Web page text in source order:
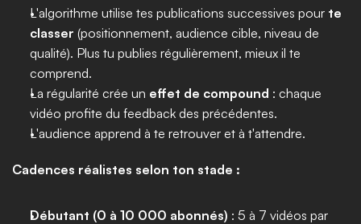
L'algorithme utilise tes publications successives pour te
classer (positionnement, audience cible, niveau de
qualité). Plus tu publies régulièrement, mieux il te
comprend.
La régularité crée un effet de compound : chaque
vidéo profite du feedback des précédentes.
L'audience apprend à te retrouver et à t'attendre.
Cadences réalistes selon ton stade :
Débutant (0 à 10 000 abonnés) : 5 à 7 vidéos par